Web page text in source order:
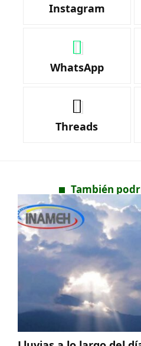
Instagram
WhatsApp
Threads
También